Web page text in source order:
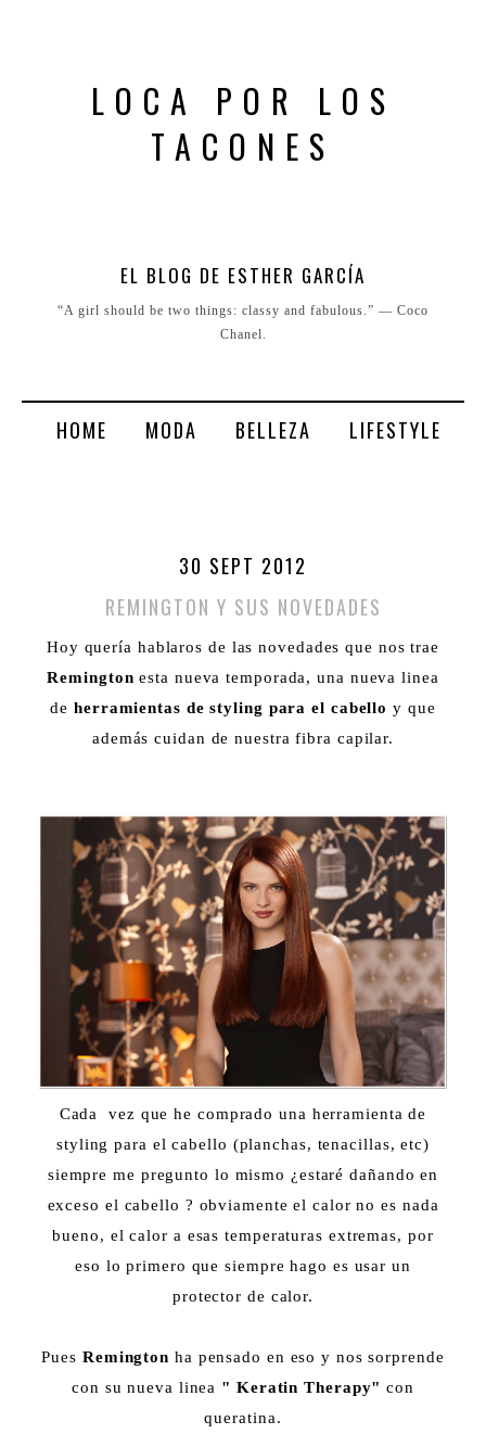
LOCA POR LOS
TACONES
EL BLOG DE ESTHER GARCÍA
“A girl should be two things: classy and fabulous.” ― Coco
Chanel.
HOME MODA BELLEZA LIFESTYLE
30 SEPT 2012
REMINGTON Y SUS NOVEDADES
Hoy quería hablaros de las novedades que nos trae
Remingtonesta nueva temporada, una nueva linea
deherramientas de styling para el cabello y que
además cuidan de nuestra fibra capilar.
Cada vez que he comprado una herramienta de
styling para el cabello (planchas, tenacillas, etc)
siempre me pregunto lo mismo ¿estaré dañando en
exceso el cabello ? obviamente el calor no es nada
bueno, el calor a esas temperaturas extremas, por
eso lo primero que siempre hago es usar un
protector de calor.
Pues Remington ha pensado en eso y nos sorprende
con su nueva linea " Keratin Therapy"con
queratina.